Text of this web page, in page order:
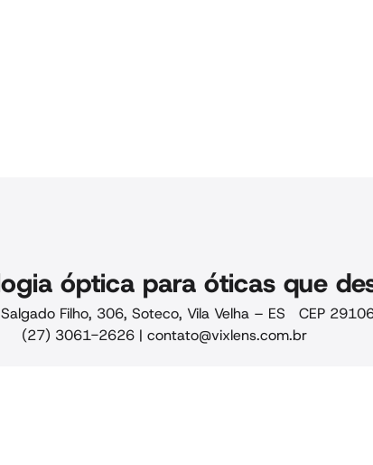
óptica para óticas que
Filho, 306, Soteco, Vila Velha – ES CEP
(27) 3061-2626 | contato@vixlens.com.br